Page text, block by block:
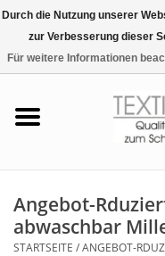
Tag & Nachtwäsche
Angebot-
abwaschbar
STARTSEITE /ANGEBOT-
Durch die Nutzung unserer
zur Verbesserung dieser
Für weitere Informationen